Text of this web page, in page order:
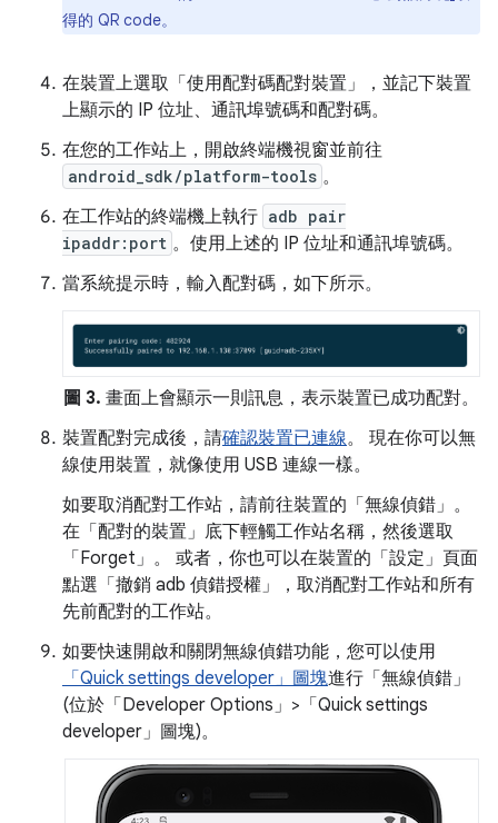
得的 QR code。
在裝置上選取「使用配對碼配對裝置」
，並記下裝置
上顯示的 IP 位址、通訊埠號碼和配對碼。
在您的工作站上，開啟終端機視窗並前往
android_sdk/platform-tools 。
在工作站的終端機上執行 adb pair
ipaddr:port 。使用上述的 IP 位址和通訊埠號碼。
當系統提示時，輸入配對碼，如下所示。
圖 3. 畫面上會顯示一則訊息，表示裝置已成功配對。
裝置配對完成後，請確認裝置已連線。 現在你可以無
線使用裝置，就像使用 USB 連線一樣。
如要取消配對工作站，請前往裝置的「無線偵錯」 。
在「配對的裝置」 底下輕觸工作站名稱，然後選取
「Forget」 。 或者，你也可以在裝置的「設定」頁面
點選「撤銷 adb 偵錯授權」
，取消配對工作站和所有
先前配對的工作站。
如要快速開啟和關閉無線偵錯功能，您可以使用
「Quick settings developer」圖塊進行「無線偵錯」
(位於「Developer Options」 >「Quick settings
developer」圖塊)。